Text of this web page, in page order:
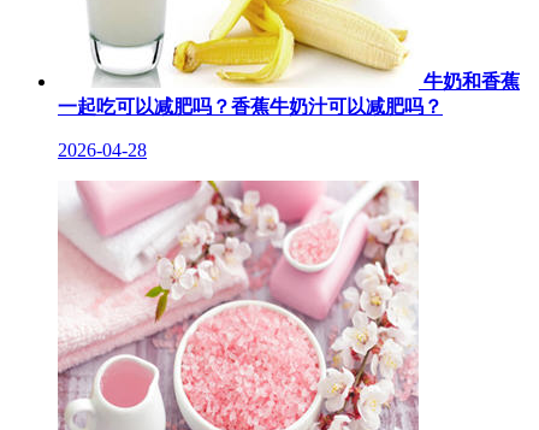
牛奶和香蕉
一起吃可以减肥吗？香蕉牛奶汁可以减肥吗？
2026-04-28